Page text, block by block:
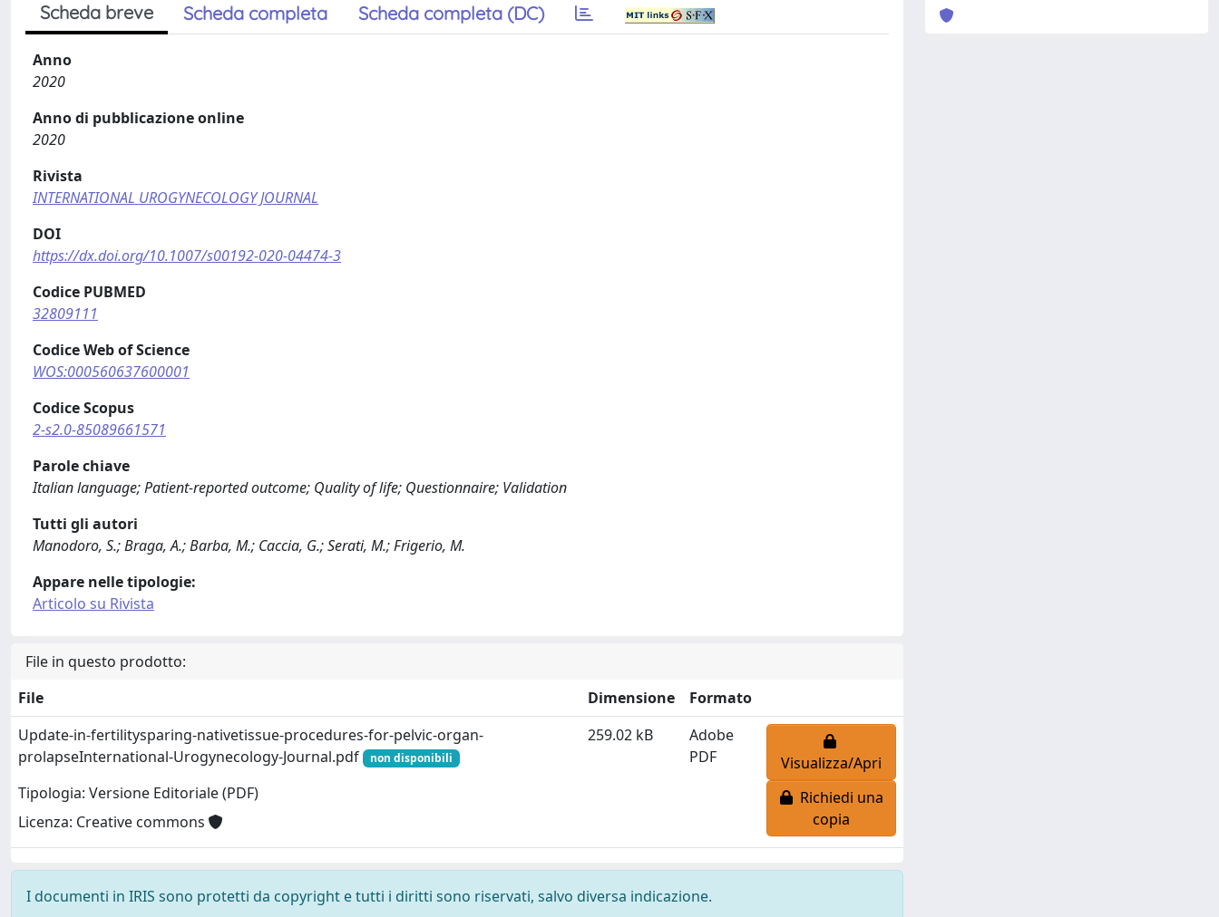
Scheda breve Scheda completa Scheda completa (DC)
Anno
2020
Anno di pubblicazione online
2020
Rivista
INTERNATIONAL UROGYNECOLOGY JOURNAL
DOI
https://dx.doi.org/10.1007/s00192-020-04474-3
Codice PUBMED
32809111
Codice Web of Science
WOS:000560637600001
Codice Scopus
2-s2.0-85089661571
Parole chiave
Italian language; Patient-reported outcome; Quality of life; Questionnaire; Validation
Tutti gli autori
Manodoro, S.; Braga, A.; Barba, M.; Caccia, G.; Serati, M.; Frigerio, M.
Appare nelle tipologie:
Articolo su Rivista
File in questo prodotto:
File
Dimensione
Formato
Update-in-fertilitysparing-nativetissue-procedures-for-pelvic-organ-
prolapseInternational-Urogynecology-Journal.pdf
non disponibili
Tipologia: Versione Editoriale (PDF)
Licenza: Creative commons
259.02 kB
Adobe
PDF
Visualizza/Apri
Richiedi una
copia
I documenti in IRIS sono protetti da copyright e tutti i diritti sono riservati, salvo diversa indicazione.